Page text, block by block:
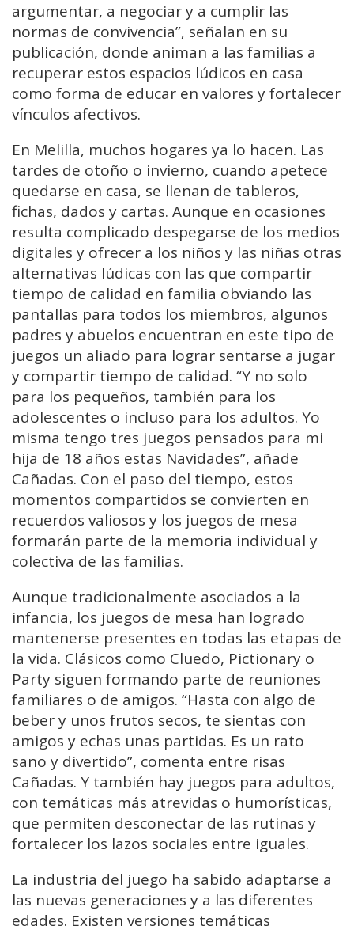
argumentar, a negociar y a cumplir las
normas de convivencia”, señalan en su
publicación, donde animan a las familias a
recuperar estos espacios lúdicos en casa
como forma de educar en valores y fortalecer
vínculos afectivos.
En Melilla, muchos hogares ya lo hacen. Las
tardes de otoño o invierno, cuando apetece
quedarse en casa, se llenan de tableros,
fichas, dados y cartas. Aunque en ocasiones
resulta complicado despegarse de los medios
digitales y ofrecer a los niños y las niñas otras
alternativas lúdicas con las que compartir
tiempo de calidad en familia obviando las
pantallas para todos los miembros, algunos
padres y abuelos encuentran en este tipo de
juegos un aliado para lograr sentarse a jugar
y compartir tiempo de calidad. “Y no solo
para los pequeños, también para los
adolescentes o incluso para los adultos. Yo
misma tengo tres juegos pensados para mi
hija de 18 años estas Navidades”, añade
Cañadas. Con el paso del tiempo, estos
momentos compartidos se convierten en
recuerdos valiosos y los juegos de mesa
formarán parte de la memoria individual y
colectiva de las familias.
Aunque tradicionalmente asociados a la
infancia, los juegos de mesa han logrado
mantenerse presentes en todas las etapas de
la vida. Clásicos como Cluedo, Pictionary o
Party siguen formando parte de reuniones
familiares o de amigos. “Hasta con algo de
beber y unos frutos secos, te sientas con
amigos y echas unas partidas. Es un rato
sano y divertido”, comenta entre risas
Cañadas. Y también hay juegos para adultos,
con temáticas más atrevidas o humorísticas,
que permiten desconectar de las rutinas y
fortalecer los lazos sociales entre iguales.
La industria del juego ha sabido adaptarse a
las nuevas generaciones y a las diferentes
edades. Existen versiones temáticas